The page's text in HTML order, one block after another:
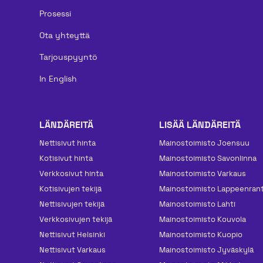
Prosessi
Ota yhteyttä
Tarjouspyyntö
In English
LÄNDÄREITÄ
Nettisivut hinta
Kotisivut hinta
Verkkosivut hinta
Kotisivujen tekijä
Nettisivujen tekijä
Verkkosivujen tekijä
Nettisivut Helsinki
Nettisivut Varkaus
LISÄÄ LÄNDÄREITÄ
Mainos­toimisto Joensuu
Mainos­toimisto Savonlinna
Mainos­toimisto Varkaus
Mainos­toimisto
Mainos­toimisto Lahti
Mainos­toimisto Kouvola
Mainos­toimisto Kuopio
Mainos­toimisto Jyväskylä